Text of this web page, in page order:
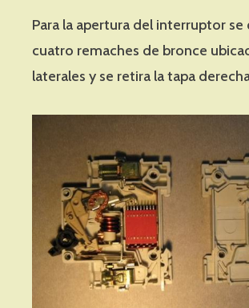
Para la apertura del interruptor se
cuatro remaches de bronce
laterales y se retira la tapa